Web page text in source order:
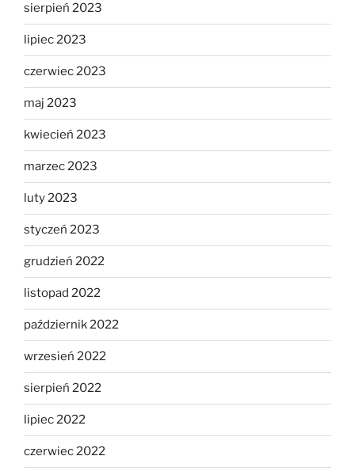
sierpień 2023
lipiec 2023
czerwiec 2023
maj 2023
kwiecień 2023
marzec 2023
luty 2023
styczeń 2023
grudzień 2022
listopad 2022
październik 2022
wrzesień 2022
sierpień 2022
lipiec 2022
czerwiec 2022